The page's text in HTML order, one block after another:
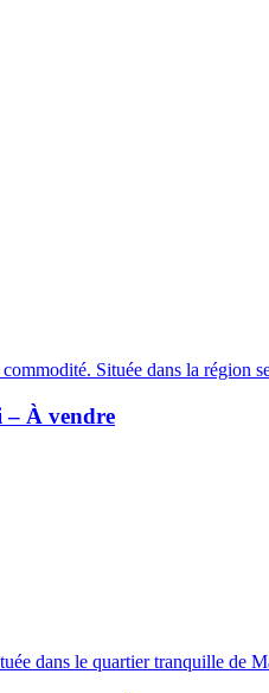
Située dans la région
– À vendre
dans le quartier tranquille de